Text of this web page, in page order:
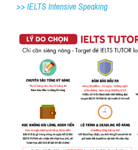
>> IELTS Intensive Speaking